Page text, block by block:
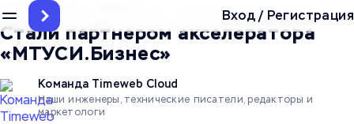
Вход/ Регистрация
Главная Блог
Стали партнером акселератора
«МТУСИ.Бизнес»
Команда Timeweb Cloud
Наши инженеры, технические писатели, редакторы и
маркетологи